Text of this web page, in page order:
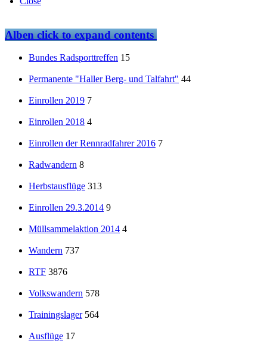
Albenclick to expand contents
Bundes Radsporttreffen 15
Permanente "Haller Berg- und Talfahrt" 44
Einrollen 2019 7
Einrollen 2018 4
Einrollen der Rennradfahrer 2016 7
Radwandern 8
Herbstausflüge 313
Einrollen 29.3.2014 9
Müllsammelaktion 2014 4
Wandern 737
RTF 3876
Volkswandern 578
Trainingslager 564
Ausflüge 17